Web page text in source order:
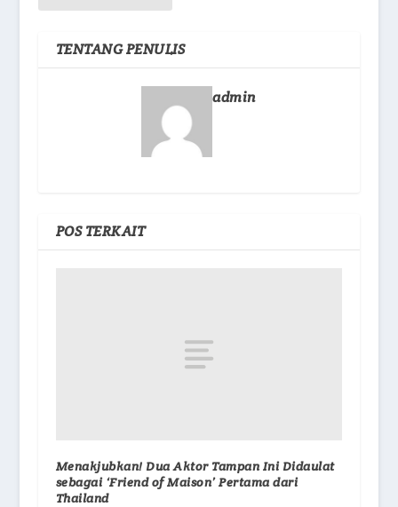
TENTANG PENULIS
admin
POS TERKAIT
Menakjubkan! Dua Aktor Tampan Ini Didaulat
sebagai ‘Friend of Maison’ Pertama dari
Thailand